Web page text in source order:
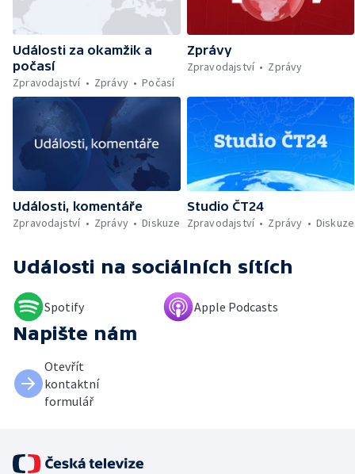
svobodou — Den obětí romského
holocaustu — Sucho a nedostatek vody —
Dopravní komplikace v Ostravě —
Rekonstrukce vily Marty po požáru
Události za okamžik a
počasí
Zpravodajství
Zprávy Počasí
Zprávy
Zpravodajství
Zprávy
Události, komentáře
Zpravodajství
Zprávy Diskuze
Studio ČT24
Zpravodajství
Zprávy Diskuze
Události na sociálních sítích
Spotify Apple Podcasts
Napište nám
Otevřít
kontaktní
formulář